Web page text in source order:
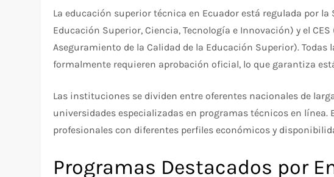
La educación superior técnica en Ecuador está regulada por la
Educación Superior, Ciencia, Tecnología e Innovación) y el
Aseguramiento de la Calidad de la Educación Superior).
formalmente requieren aprobación oficial, lo que garantiza
Las instituciones se dividen entre oferentes nacionales de larga
universidades especializadas en programas técnicos en línea.
profesionales con diferentes perfiles económicos y
Programas Destacados por